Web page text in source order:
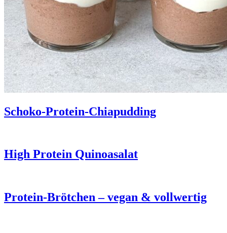
Schoko-Protein-Chiapudding
High Protein Quinoasalat
Protein-Brötchen – vegan & vollwertig